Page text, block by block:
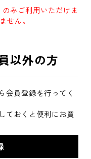
みご利用いただけま
せん。
以外の方
会員登録を行ってく
ておくと便利にお買